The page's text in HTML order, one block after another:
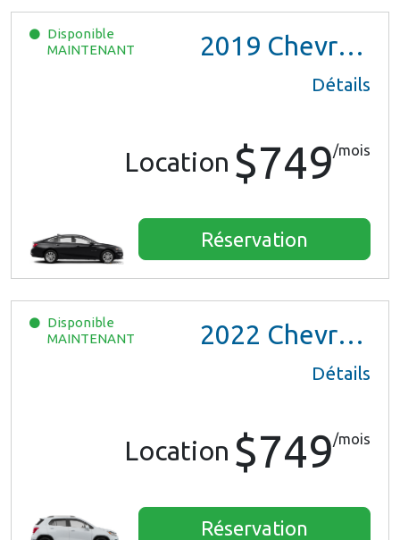
Disponible
MAINTENANT
2019 Chevrolet Malibu
Détails
Location $749/mois
Réservation
Disponible
MAINTENANT
2022 Chevrolet Trax LS
Détails
Location $749/mois
Réservation